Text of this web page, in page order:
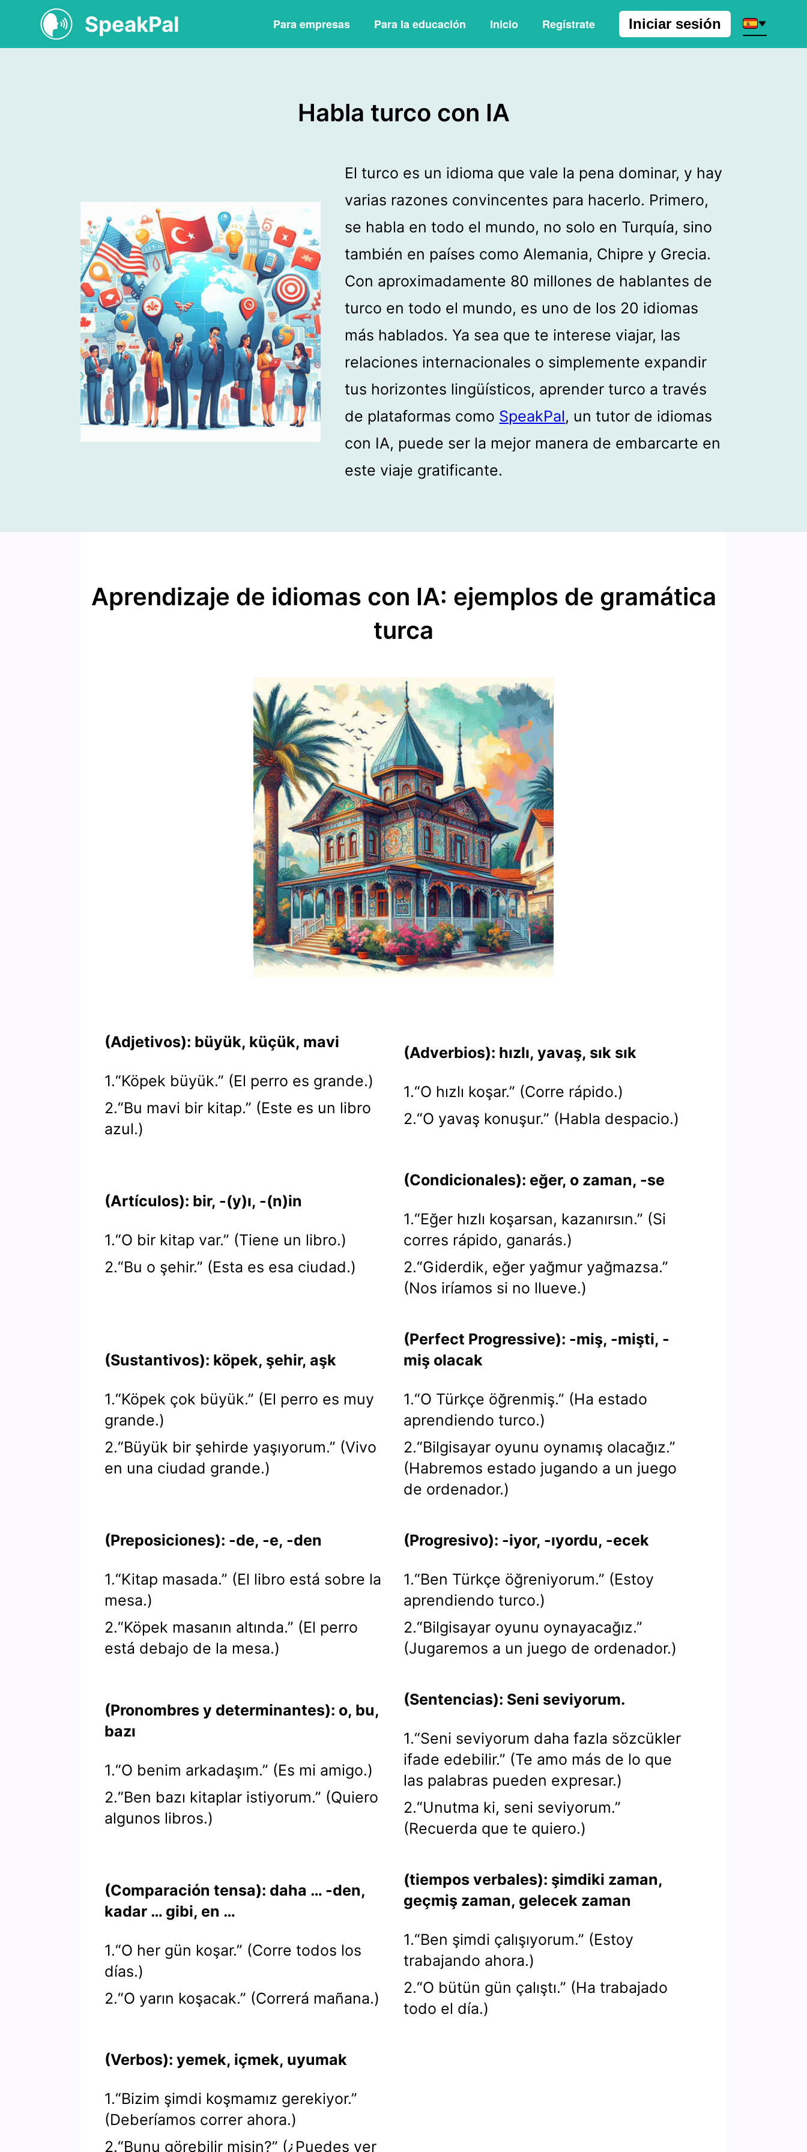
SpeakPal Para empresas Para la educación Inicio Regístrate Iniciar sesión
Habla turco con IA
El turco es un idioma que vale la pena dominar, y hay
varias razones convincentes para hacerlo. Primero,
se habla en todo el mundo, no solo en Turquía, sino
también en países como Alemania, Chipre y Grecia.
Con aproximadamente 80 millones de hablantes de
turco en todo el mundo, es uno de los 20 idiomas
más hablados. Ya sea que te interese viajar, las
relaciones internacionales o simplemente expandir
tus horizontes lingüísticos, aprender turco a través
de plataformas como SpeakPal, un tutor de idiomas
con IA, puede ser la mejor manera de embarcarte en
este viaje gratificante.
Aprendizaje de idiomas con IA: ejemplos de gramática
turca
(Adjetivos): büyük, küçük, mavi
1.“Köpek büyük.” (El perro es grande.)
2.“Bu mavi bir kitap.” (Este es un libro
azul.)
(Adverbios): hızlı, yavaş, sık sık
1.“O hızlı koşar.” (Corre rápido.)
2.“O yavaş konuşur.” (Habla despacio.)
(Artículos): bir, -(y)ı, -(n)in
1.“O bir kitap var.” (Tiene un libro.)
2.“Bu o şehir.” (Esta es esa ciudad.)
(Condicionales): eğer, o zaman, -se
1.“Eğer hızlı koşarsan, kazanırsın.” (Si
corres rápido, ganarás.)
2.“Giderdik, eğer yağmur yağmazsa.”
(Nos iríamos si no llueve.)
(Sustantivos): köpek, şehir, aşk
1.“Köpek çok büyük.” (El perro es muy
grande.)
2.“Büyük bir şehirde yaşıyorum.” (Vivo
en una ciudad grande.)
(Perfect Progressive): -miş, -mişti, -
miş olacak
1.“O Türkçe öğrenmiş.” (Ha estado
aprendiendo turco.)
2.“Bilgisayar oyunu oynamış olacağız.”
(Habremos estado jugando a un juego
de ordenador.)
(Preposiciones): -de, -e, -den
1.“Kitap masada.” (El libro está sobre la
mesa.)
2.“Köpek masanın altında.” (El perro
está debajo de la mesa.)
(Progresivo): -iyor, -ıyordu, -ecek
1.“Ben Türkçe öğreniyorum.” (Estoy
aprendiendo turco.)
2.“Bilgisayar oyunu oynayacağız.”
(Jugaremos a un juego de ordenador.)
(Pronombres y determinantes): o, bu,
bazı
1.“O benim arkadaşım.” (Es mi amigo.)
2.“Ben bazı kitaplar istiyorum.” (Quiero
algunos libros.)
(Sentencias): Seni seviyorum.
1.“Seni seviyorum daha fazla sözcükler
ifade edebilir.” (Te amo más de lo que
las palabras pueden expresar.)
2.“Unutma ki, seni seviyorum.”
(Recuerda que te quiero.)
(Comparación tensa): daha … -den,
kadar … gibi, en …
1.“O her gün koşar.” (Corre todos los
días.)
2.“O yarın koşacak.” (Correrá mañana.)
(tiempos verbales): şimdiki zaman,
geçmiş zaman, gelecek zaman
1.“Ben şimdi çalışıyorum.” (Estoy
trabajando ahora.)
2.“O bütün gün çalıştı.” (Ha trabajado
todo el día.)
(Verbos): yemek, içmek, uyumak
1.“Bizim şimdi koşmamız gerekiyor.”
(Deberíamos correr ahora.)
2.“Bunu görebilir misin?” (¿Puedes ver